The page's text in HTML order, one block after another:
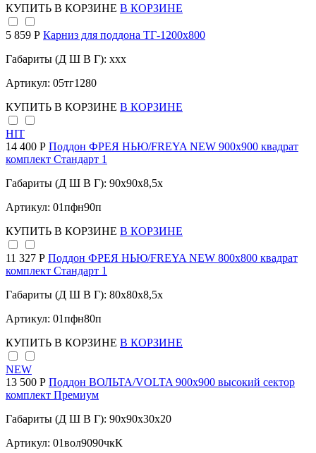
КУПИТЬ В КОРЗИНЕ В КОРЗИНЕ
5 859 Р Карниз для поддона TГ-1200х800
Габариты (Д Ш В Г): xxx
Артикул: 05тг1280
КУПИТЬ В КОРЗИНЕ В КОРЗИНЕ
HIT
14 400 Р Поддон ФРЕЯ НЬЮ/FREYA NEW 900х900 квадрат
комплект Стандарт 1
Габариты (Д Ш В Г): 90x90x8,5x
Артикул: 01пфн90п
КУПИТЬ В КОРЗИНЕ В КОРЗИНЕ
11 327 Р Поддон ФРЕЯ НЬЮ/FREYA NEW 800х800 квадрат
комплект Стандарт 1
Габариты (Д Ш В Г): 80x80x8,5x
Артикул: 01пфн80п
КУПИТЬ В КОРЗИНЕ В КОРЗИНЕ
NEW
13 500 Р Поддон ВОЛЬТА/VOLTA 900х900 высокий сектор
комплект Премиум
Габариты (Д Ш В Г): 90x90x30x20
Артикул: 01вол9090чкК